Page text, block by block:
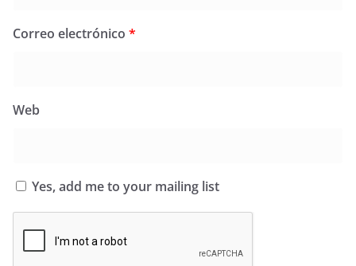
Correo electrónico *
Web
Yes, add me to your mailing list